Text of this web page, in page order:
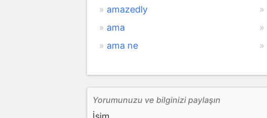
amazedly
ama
ama ne
Yorumunuzu ve bilginizi paylaşın